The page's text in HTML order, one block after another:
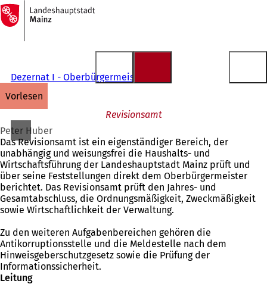
Inhalt anspringen
Zur
Startseite
Dezernat I - Oberbürgermeister
vorlesen
Revisionsamt
Peter Huber
Das Revisionsamt ist ein eigenständiger Bereich, der
unabhängig und weisungsfrei die Haushalts- und
Wirtschaftsführung der Landeshauptstadt Mainz prüft und
über seine Feststellungen direkt dem Oberbürgermeister
berichtet. Das Revisionsamt prüft den Jahres- und
Gesamtabschluss, die Ordnungsmäßigkeit, Zweckmäßigkeit
sowie Wirtschaftlichkeit der Verwaltung.
Zu den weiteren Aufgabenbereichen gehören die
Antikorruptionsstelle und die Meldestelle nach dem
Hinweisgeberschutzgesetz sowie die Prüfung der
Informationssicherheit.
Leitung